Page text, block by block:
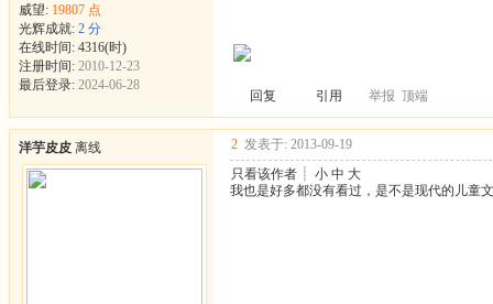
威望: 19807 点
光辉成就: 2 分
在线时间: 4316(时)
注册时间: 2010-12-23
最后登录: 2024-06-28
回复 引用 举报 顶端
洋芋皮皮 离线 2 发表于: 2013-09-19
只看该作者 ┊ 小 中 大
我也是好多都没有看过，是不是现代的儿童